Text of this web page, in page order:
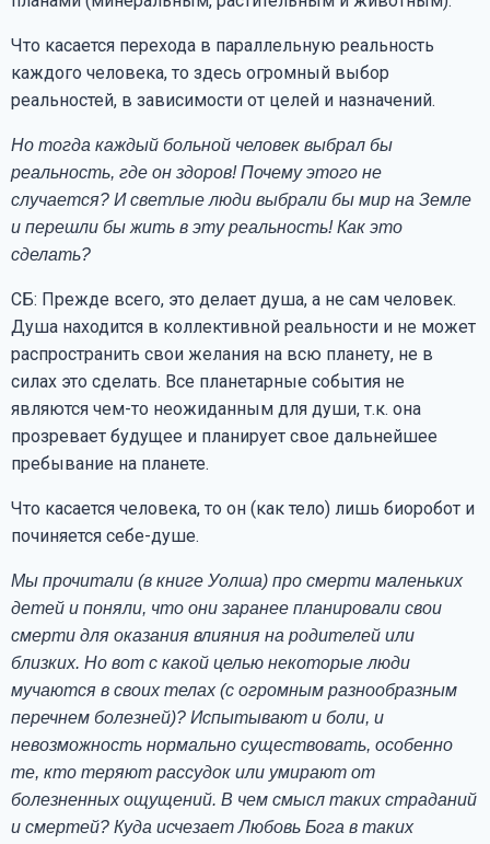
Что касается перехода в параллельную реальность
каждого человека, то здесь огромный выбор
реальностей, в зависимости от целей и назначений.
Но тогда каждый больной человек выбрал бы
реальность, где он здоров! Почему этого не
случается? И светлые люди выбрали бы мир на Земле
и перешли бы жить в эту реальность! Как это
сделать?
СБ: Прежде всего, это делает душа, а не сам человек.
Душа находится в коллективной реальности и не может
распространить свои желания на всю планету, не в
силах это сделать. Все планетарные события не
являются чем-то неожиданным для души, т.к. она
прозревает будущее и планирует свое дальнейшее
пребывание на планете.
Что касается человека, то он (как тело) лишь биоробот и
починяется себе-душе.
Мы прочитали (в книге Уолша) про смерти маленьких
детей и поняли, что они заранее планировали свои
смерти для оказания влияния на родителей или
близких. Но вот с какой целью некоторые люди
мучаются в своих телах (с огромным разнообразным
перечнем болезней)? Испытывают и боли, и
невозможность нормально существовать, особенно
те, кто теряют рассудок или умирают от
болезненных ощущений. В чем смысл таких страданий
и смертей? Куда исчезает Любовь Бога в таких